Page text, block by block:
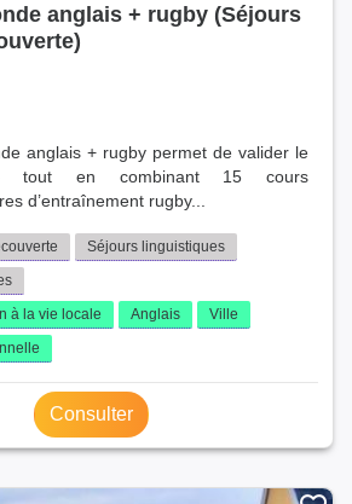
anglais + rugby (Séjours
anglais + rugby permet de valider le
tout en combinant 15 cours
d’entraînement rugby...
Séjours linguistiques
à la vie locale Anglais
Ville
Consulter